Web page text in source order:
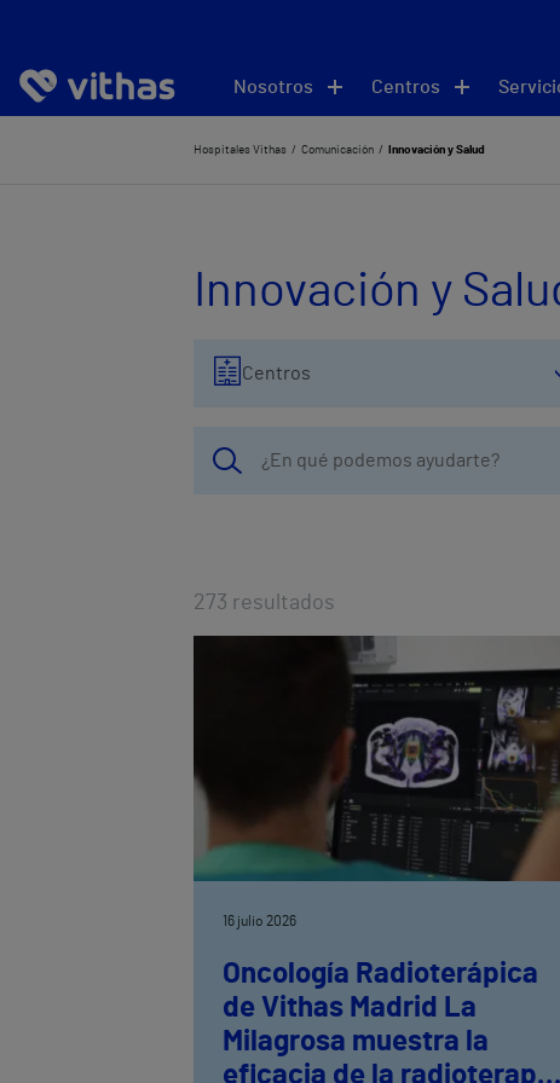
Nosotros Centros
Hospitales Vithas Comunicación Innovación y Salud
Innovación y
Centros
273 resultados
16 julio 2026
Oncología Radioterápica
de Vithas Madrid La
Milagrosa muestra la
eficacia de la radioterapia